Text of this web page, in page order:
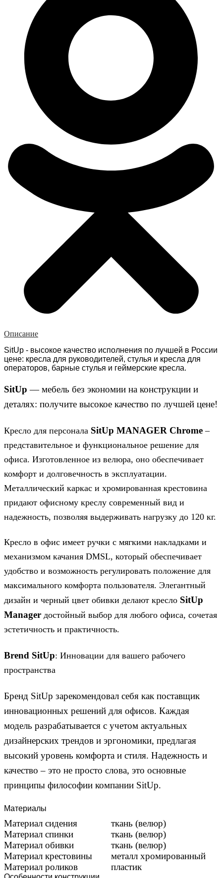
Описание
SitUp - высокое качество исполнения по лучшей в России
цене: кресла для руководителей, стулья и кресла для
операторов, барные стулья и геймерские кресла.
SitUp — мебель без экономии на конструкции и
деталях: получите высокое качество по лучшей цене!
Кресло для персонала SitUp MANAGER Chrome –
представительное и функциональное решение для
офиса. Изготовленное из велюра, оно обеспечивает
комфорт и долговечность в эксплуатации.
Металлический каркас и хромированная крестовина
придают офисному креслу современный вид и
надежность, позволяя выдерживать нагрузку до 120 кг.
Кресло в офис имеет ручки с мягкими накладками и
механизмом качания DMSL, который обеспечивает
удобство и возможность регулировать положение для
максимального комфорта пользователя. Элегантный
дизайн и черный цвет обивки делают кресло SitUp
Manager достойный выбор для любого офиса, сочетая
эстетичность и практичность.
Brend SitUp: Инновации для вашего рабочего
пространства
Бренд SitUp зарекомендовал себя как поставщик
инновационных решений для офисов. Каждая
модель разрабатывается с учетом актуальных
дизайнерских трендов и эргономики, предлагая
высокий уровень комфорта и стиля. Надежность и
качество – это не просто слова, это основные
принципы философии компании SitUp.
Материалы
Материал сидения
ткань (велюр)
Материал спинки
ткань (велюр)
Материал обивки
ткань (велюр)
Материал крестовины
металл хромированный
Материал роликов
пластик